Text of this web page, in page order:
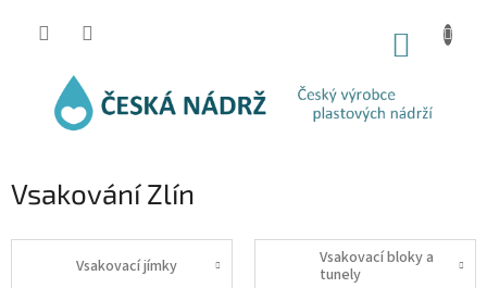
Vsakování Zlín
Vsakovací jímky
Vsakovací bloky a
tunely